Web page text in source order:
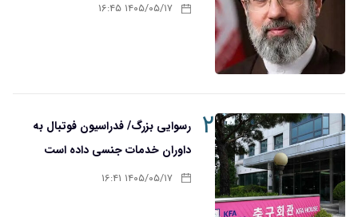
۱۴۰۵/۰۵/۱۷ ۱۶:۴۵
۲
رسوایی بزرگ/ فدراسیون فوتبال به
داوران خدمات جنسی داده است
۱۴۰۵/۰۵/۱۷ ۱۶:۴۱